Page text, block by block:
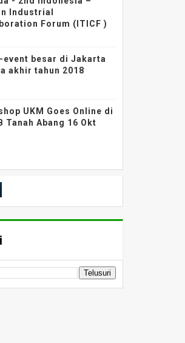
Industrial
Forum (ITICF )
event besar di Jakarta
akhir tahun 2018
UKM Goes Online di
Tanah Abang 16 Okt